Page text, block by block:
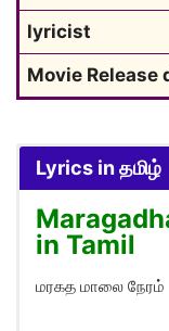
lyricist
Movie Release
Lyrics in தமிழ்
in Tamil
மரகத மாலை நேரம்